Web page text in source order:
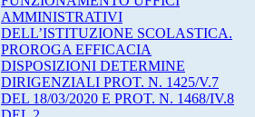
AMMINISTRATIVI
DELL’ISTITUZIONE SCOLASTICA.
PROROGA EFFICACIA
DISPOSIZIONI DETERMINE
DIRIGENZIALI PROT. N. 1425/V.7
DEL 18/03/2020 E PROT. N. 1468/IV.8